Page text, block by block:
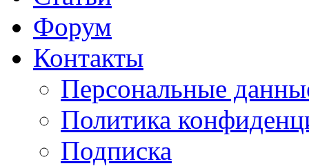
Форум
Контакты
Персональные
Политика
Подписка